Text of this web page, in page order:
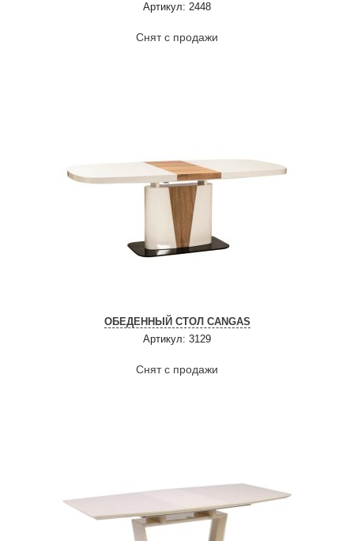
Артикул: 2448
Снят с продажи
ОБЕДЕННЫЙ СТОЛ CANGAS
Артикул: 3129
Снят с продажи